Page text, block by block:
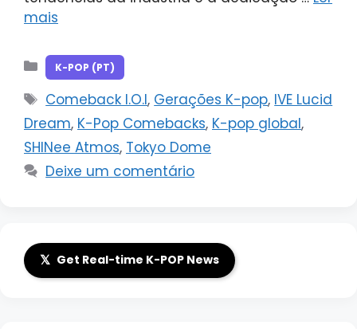
mais
Categorias
K-POP (PT)
Tags
Comeback I.O.I, Gerações K-pop, IVE Lucid
Dream, K-Pop Comebacks, K-pop global,
SHINee Atmos, Tokyo Dome
Deixe um comentário
𝕏 Get Real-time K-POP News